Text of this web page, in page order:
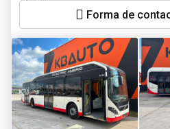
Forma de